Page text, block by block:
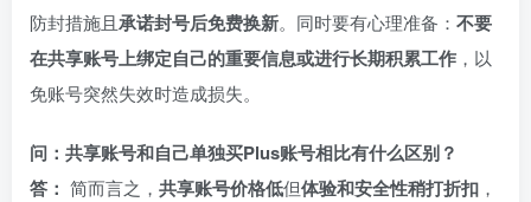
防封措施且承诺封号后免费换新。同时要有心理准备： 不要
在共享账号上绑定自己的重要信息或进行长期积累工作 ，以
免账号突然失效时造成损失。
问：共享账号和自己单独买Plus账号相比有什么区别？
答： 简而言之， 共享账号价格低但体验和安全性稍打折扣 ，